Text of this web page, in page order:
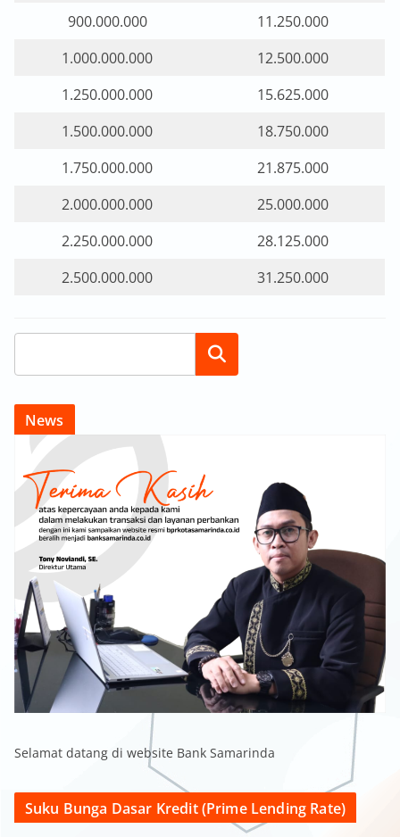
900.000.000
11.250.000
1.000.000.000
12.500.000
1.250.000.000
15.625.000
1.500.000.000
18.750.000
1.750.000.000
21.875.000
2.000.000.000
25.000.000
2.250.000.000
28.125.000
2.500.000.000
31.250.000
Search
News
Selamat datang di website Bank Samarinda
Suku Bunga Dasar Kredit (Prime Lending Rate)